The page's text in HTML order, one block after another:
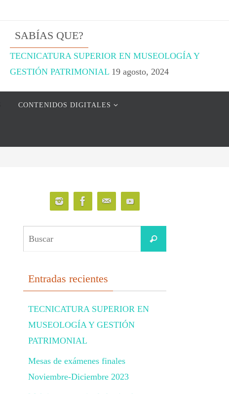
SABÍAS QUE?
TECNICATURA SUPERIOR EN MUSEOLOGÍA Y
GESTIÓN PATRIMONIAL 19 agosto, 2024
CONTENIDOS DIGITALES
Buscar
Entradas recientes
TECNICATURA SUPERIOR EN
MUSEOLOGÍA Y GESTIÓN
PATRIMONIAL
Mesas de exámenes finales
Noviembre-Diciembre 2023